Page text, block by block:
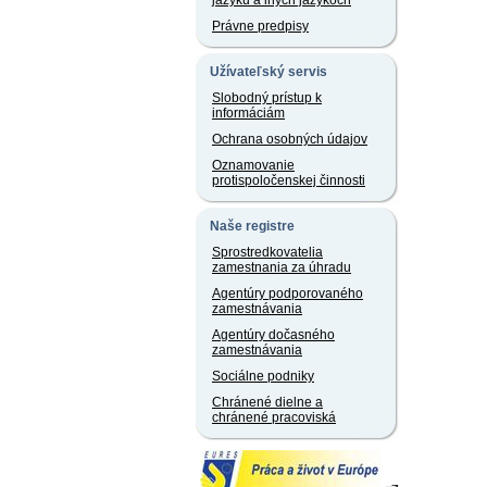
Právne predpisy
Užívateľský servis
Slobodný prístup k
informáciám
Ochrana osobných údajov
Oznamovanie
protispoločenskej činnosti
Naše registre
Sprostredkovatelia
zamestnania za úhradu
Agentúry podporovaného
zamestnávania
Agentúry dočasného
zamestnávania
Sociálne podniky
Chránené dielne a
chránené pracoviská